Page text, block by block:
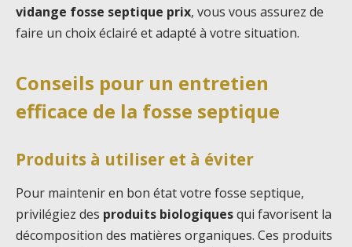
vidange fosse septique prix, vous vous assurez de
faire un choix éclairé et adapté à votre situation.
Conseils pour un entretien
efficace de la fosse septique
Produits à utiliser et à éviter
Pour maintenir en bon état votre fosse septique,
privilégiez des produits biologiquesqui favorisent la
décomposition des matières organiques. Ces produits